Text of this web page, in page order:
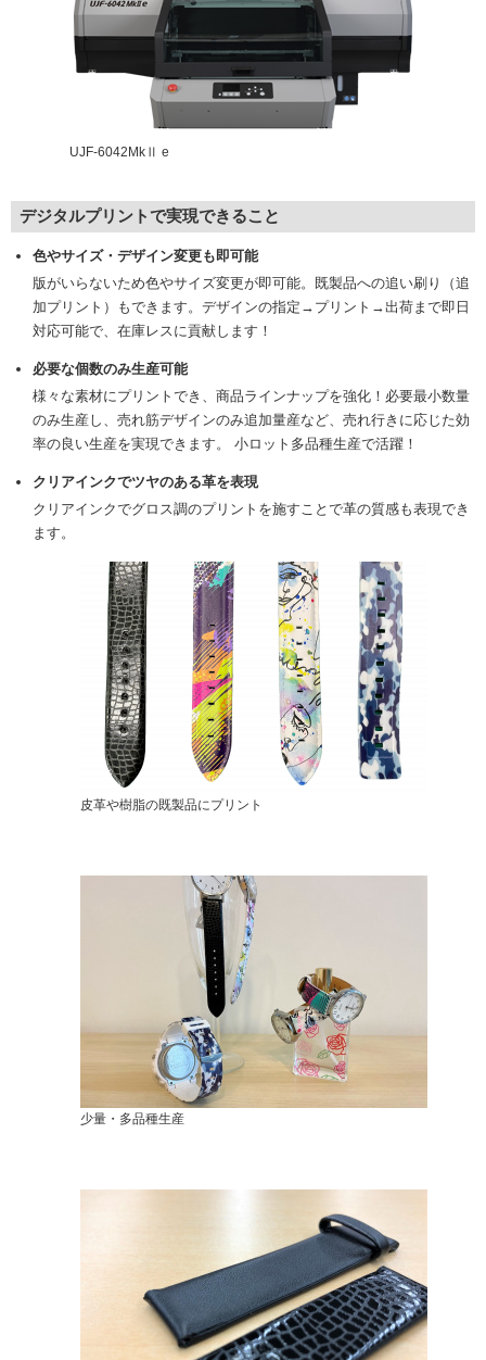
UJF-6042MkⅡ e
デジタルプリントで実現できること
色やサイズ・デザイン変更も即可能
版がいらないため色やサイズ変更が即可能。既製品への追い刷り（追
加プリント）もできます。デザインの指定→プリント→出荷まで即日
対応可能で、在庫レスに貢献します！
必要な個数のみ生産可能
様々な素材にプリントでき、商品ラインナップを強化！必要最小数量
のみ生産し、売れ筋デザインのみ追加量産など、売れ行きに応じた効
率の良い生産を実現できます。 小ロット多品種生産で活躍！
クリアインクでツヤのある革を表現
クリアインクでグロス調のプリントを施すことで革の質感も表現でき
ます。
皮革や樹脂の既製品にプリント
少量・多品種生産